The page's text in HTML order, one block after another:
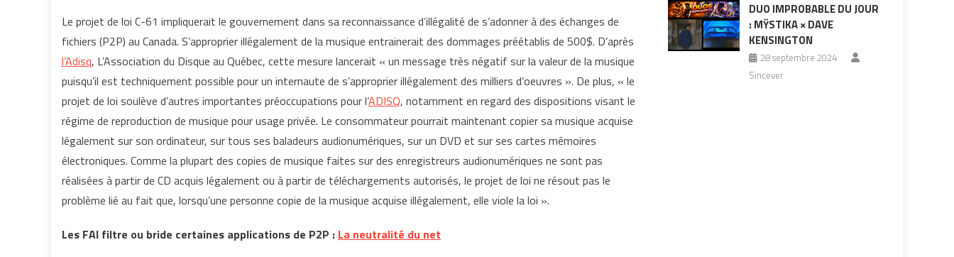
Le projet de loi C-61 impliquerait le gouvernement dans sa reconnaissance d’illégalité de s’adonner à des échanges de
fichiers (P2P) au Canada. S’approprier illégalement de la musique entrainerait des dommages préétablis de 500$. D’après
l’Adisq, L’Association du Disque au Québec, cette mesure lancerait « un message très négatif sur la valeur de la musique
puisqu’il est techniquement possible pour un internaute de s’approprier illégalement des milliers d’oeuvres ». De plus, « le
projet de loi soulève d’autres importantes préoccupations pour l’ADISQ, notamment en regard des dispositions visant le
régime de reproduction de musique pour usage privée. Le consommateur pourrait maintenant copier sa musique acquise
légalement sur son ordinateur, sur tous ses baladeurs audionumériques, sur un DVD et sur ses cartes mémoires
électroniques. Comme la plupart des copies de musique faites sur des enregistreurs audionumériques ne sont pas
réalisées à partir de CD acquis légalement ou à partir de téléchargements autorisés, le projet de loi ne résout pas le
problème lié au fait que, lorsqu’une personne copie de la musique acquise illégalement, elle viole la loi ».
Les FAI filtre ou bride certaines applications de P2P : La neutralité du net
DUO IMPROBABLE DU JOUR
: MŸSTIKA × DAVE
KENSINGTON
28 septembre 2024
Sincever